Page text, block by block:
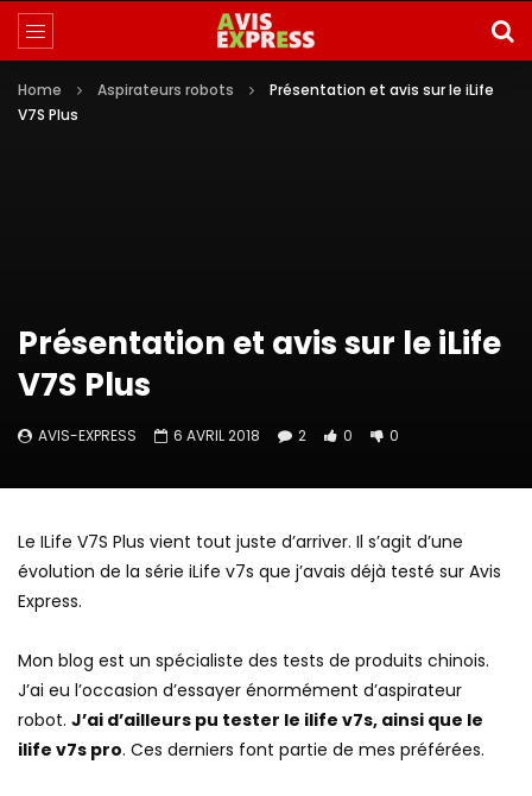
Home Aspirateurs robots
Présentation et avis sur le iLife
V7S Plus
Présentation et avis sur le iLife
V7S Plus
AVIS-EXPRESS 6 AVRIL 2018 2 0 0
Le ILife V7S Plus vient tout juste d’arriver. Il s’agit d’une
évolution de la série iLife v7s que j’avais déjà testé sur Avis
Express.
Mon blog est un spécialiste des tests de produits chinois.
J’ai eu l’occasion d’essayer énormément d’aspirateur
robot. J’ai d’ailleurs pu tester le ilife v7s, ainsi que le
ilife v7s pro. Ces derniers font partie de mes préférées.